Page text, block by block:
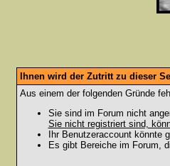
Ihnen wird der Zutritt zu dieser
Aus einem der folgenden Gründe
Sie sind im Forum nicht
Sie nicht registriert sind,
Ihr Benutzeraccount könnte
Es gibt Bereiche im Forum,